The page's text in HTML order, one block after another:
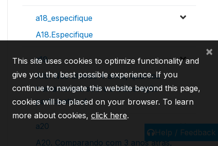
a18_especifique
A18.Especifique
a19
A19. Nos últimos 4 anos, quantos
treinamentos sobre a elaboração
participativa d
a20
A20. Comparando com 3 anos atras,
Help / Feedback
This site uses cookies to optimize functionality and
give you the best possible experience. If you
continue to navigate this website beyond this page,
cookies will be placed on your browser. To learn
more about cookies, click here.
×